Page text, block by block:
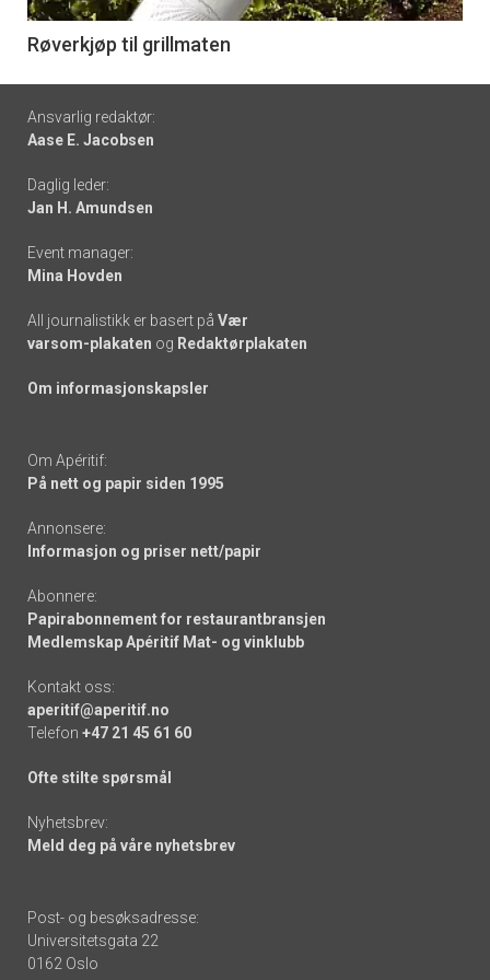
6
Røverkjøp til grillmaten
Footer
-
links
Ansvarlig redaktør:
Aase E. Jacobsen
Daglig leder:
Jan H. Amundsen
Event manager:
Mina Hovden
All journalistikk er basert på Vær
varsom-plakaten og Redaktørplakaten
Om informasjonskapsler
Om Apéritif:
På nett og papir siden 1995
Annonsere:
Informasjon og priser nett/papir
Abonnere:
Papirabonnement for restaurantbransjen
Medlemskap Apéritif Mat- og vinklubb
Kontakt oss:
aperitif@aperitif.no
Telefon +47 21 45 61 60
Ofte stilte spørsmål
Nyhetsbrev:
Meld deg på våre nyhetsbrev
Post- og besøksadresse:
Universitetsgata 22
0162 Oslo